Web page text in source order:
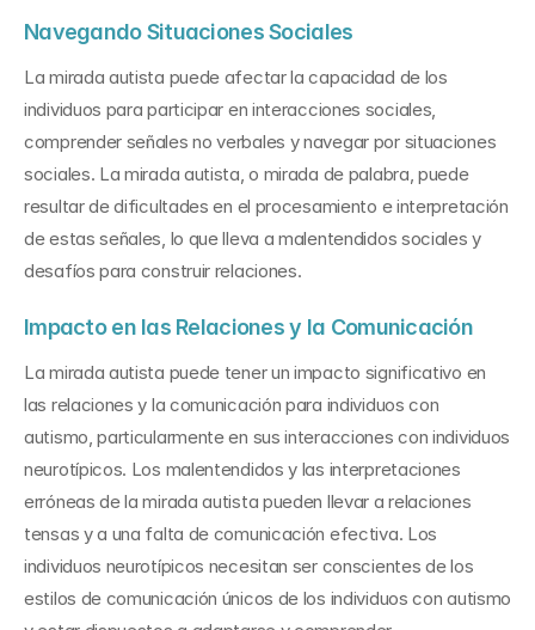
Navegando Situaciones Sociales
La mirada autista puede afectar la capacidad de los
individuos para participar en interacciones sociales,
comprender señales no verbales y navegar por situaciones
sociales. La mirada autista, o mirada de palabra, puede
resultar de dificultades en el procesamiento e interpretación
de estas señales, lo que lleva a malentendidos sociales y
desafíos para construir relaciones.
Impacto en las Relaciones y la Comunicación
La mirada autista puede tener un impacto significativo en
las relaciones y la comunicación para individuos con
autismo, particularmente en sus interacciones con individuos
neurotípicos. Los malentendidos y las interpretaciones
erróneas de la mirada autista pueden llevar a relaciones
tensas y a una falta de comunicación efectiva. Los
individuos neurotípicos necesitan ser conscientes de los
estilos de comunicación únicos de los individuos con autismo